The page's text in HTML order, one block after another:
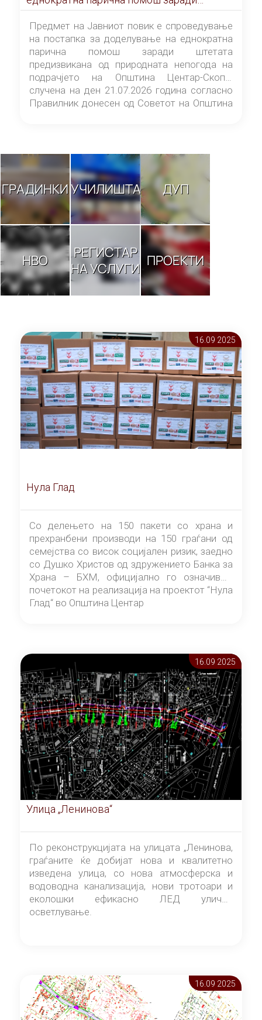
штетата предизвикана од природната
непогода на подрачјето на Општина
Центар-Скопје случена на ден 21.07.2026
година
Предмет на Јавниот повик е спроведување
на постапка за доделување на еднократна
парична помош заради штетата
предизвикана од природната непогода на
подрачјето на Општина Центар-Скопје
случена на ден 21.07.2026 година согласно
Правилник донесен од Советот на Општина
ГРАДИНКИУЧИЛИШТА ДУП
НВО
РЕГИСТАР
НА УСЛУГИ ПРОЕКТИ
16.09 2025
Нула Глад
Со делењето на 150 пакети со храна и
прехранбени производи на 150 граѓани од
семејства со висок социјален ризик, заедно
со Душко Христов од здружението Банка за
Храна – БХМ, официјално го означивме
почетокот на реализација на проектот “Нула
Глад“ во Општина Центар
16.09 2025
Улица „Ленинова“
По реконструкцијата на улицата „Ленинова,
граѓаните ќе добијат нова и квалитетно
изведена улица, со нова атмосферска и
водоводна канализација, нови тротоари и
еколошки ефикасно ЛЕД улично
осветлување.
16.09 2025